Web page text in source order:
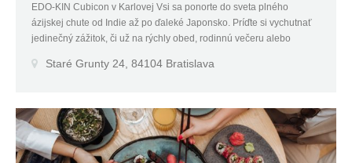
EDO-KIN Cubicon v Karlovej Vsi sa ponorte do sveta plného
ázijskej chute od Indie až po ďaleké Japonsko. Príďte si vychutnať
jedinečný zážitok, či už na rýchly obed, rodinnú večeru alebo
Staré Grunty 24, 84104 Bratislava